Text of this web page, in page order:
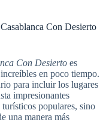
Con Desierto
Con Desierto es
en poco tiempo.
para incluir los lugares
impresionantes
populares, sino
una manera más